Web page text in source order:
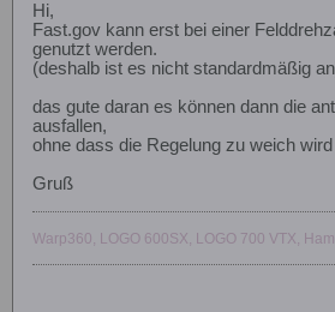
Hi,
Fast.gov kann erst bei einer
genutzt werden.
(deshalb ist es nicht standardmäßig
das gute daran es können dann die
ausfallen,
ohne dass die Regelung zu weich wird
Gruß
Warp360, LOGO 600SX, LOGO 700 VTX,